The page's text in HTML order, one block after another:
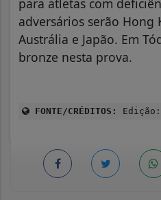
para atletas com
adversários serão Hong
Austrália e Japão. Em
bronze nesta prova.
FONTE/CRÉDITOS: